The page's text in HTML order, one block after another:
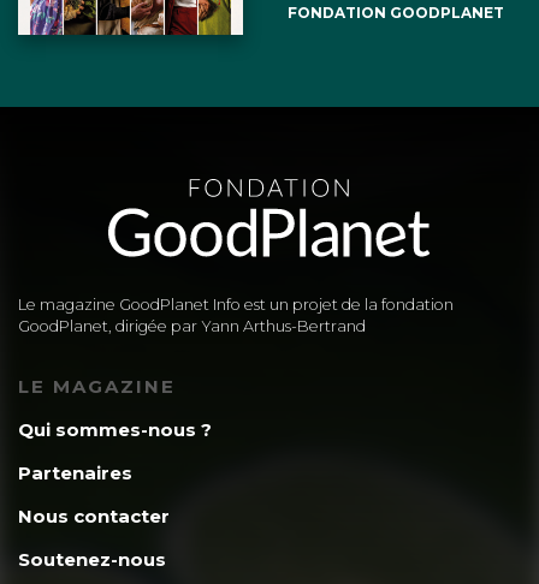
FONDATION GOODPLANET
Le magazine GoodPlanet Info est un projet de la fondation
GoodPlanet, dirigée par Yann Arthus-Bertrand
LE MAGAZINE
Qui sommes-nous ?
Partenaires
Nous contacter
Soutenez-nous